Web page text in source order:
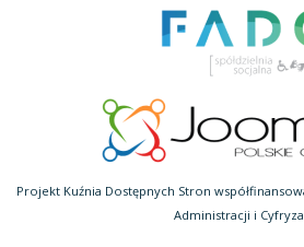
Projekt Kuźnia Dostępnych Stron
Administracji i